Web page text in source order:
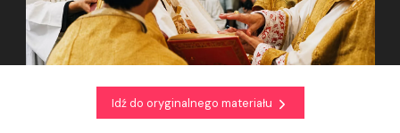
Idź do oryginalnego materiału